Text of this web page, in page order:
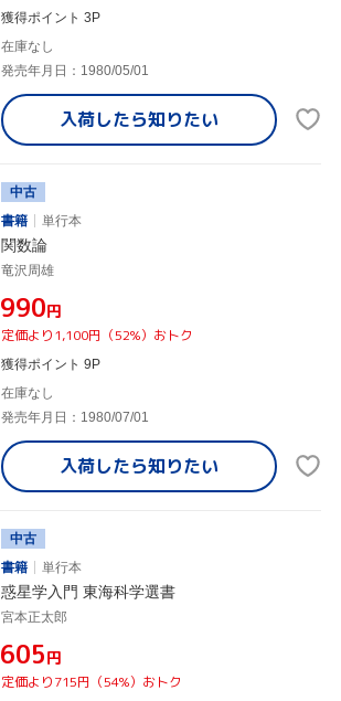
獲得ポイント 3P
在庫なし
発売年月日：1980/05/01
入荷したら知りたい
中古
書籍
単行本
関数論
竜沢周雄
¥990円
定価より1,100円（52%）おトク
獲得ポイント 9P
在庫なし
発売年月日：1980/07/01
入荷したら知りたい
中古
書籍
単行本
惑星学入門 東海科学選書
宮本正太郎
¥605円
定価より715円（54%）おトク